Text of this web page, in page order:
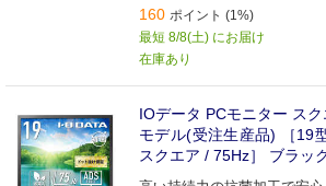
160 ポイント (1%)
最短 8/8(土) にお届け
在庫あり
IOデータ PCモニター ス
モデル(受注生産品) ［19
スクエア / 75Hz］ ブラッ